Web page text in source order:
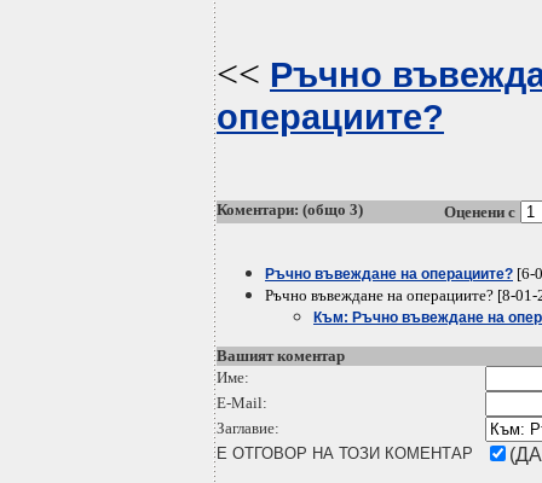
<< Ръчно
операциите?
Коментари: (общо 3) Оценени с
Ръчно въвеждане на операциите? [6-
Ръчно въвеждане на операциите? [8-
Към: Ръчно въвеждане на
Вашият коментар
Име:
E-Mail:
Заглавие:
Е ОТГОВОР НА ТОЗИ КОМЕНТАР